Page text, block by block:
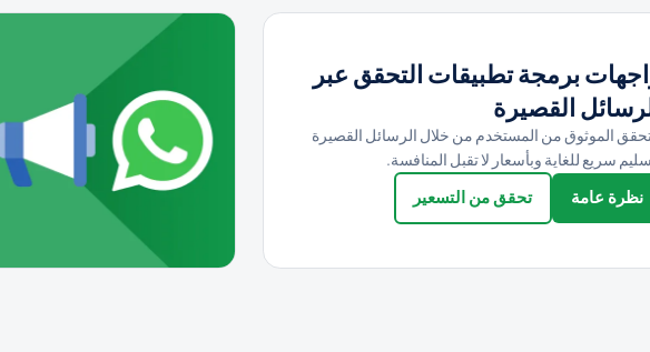
برمجة تطبيقات التحقق عبر
القصيرة
الموثوق من المستخدم من خلال الرسائل القصيرة
سريع للغاية وبأسعار لا تقبل المنافسة.
نظرة عامة تحقق من التسعير